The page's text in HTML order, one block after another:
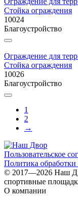
Стойка ограждения
10024
Благоустройство
Ограждение для
Стойка ограждения
10026
Благоустройство
1
2
→
Пользовательское
Политика
© 2017—2026 Наш
спортивные
О компании